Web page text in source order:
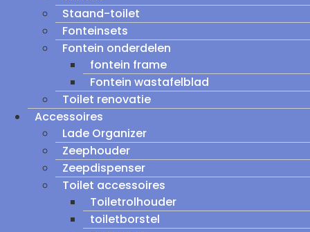
Staand-toilet
Fonteinsets
Fontein onderdelen
fontein frame
Fontein wastafelblad
Toilet renovatie
Accessoires
Lade Organizer
Zeephouder
Zeepdispenser
Toilet accessoires
Toiletrolhouder
toiletborstel